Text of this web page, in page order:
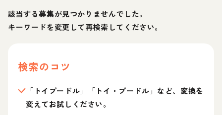
該当する募集が見つかりませんでした。
キーワードを変更して再検索してください。
検索のコツ
「トイプードル」「トイ・プードル」など、変換を
変えてお試しください。